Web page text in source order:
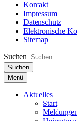
Kontakt
Impressum
Datenschutz
Elektronische
Sitemap
Suchen
Suchen
Menü
Aktuelles
Start
Meldungen